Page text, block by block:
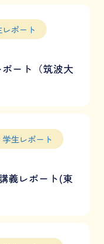
レポート
ート（筑波大
学生レポート
義レポート(東